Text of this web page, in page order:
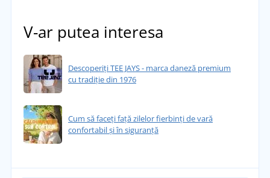
V-ar putea interesa
Descoperiți TEE JAYS - marca daneză premium
cu tradiție din 1976
Cum să faceți față zilelor fierbinți de vară
confortabil și în siguranță